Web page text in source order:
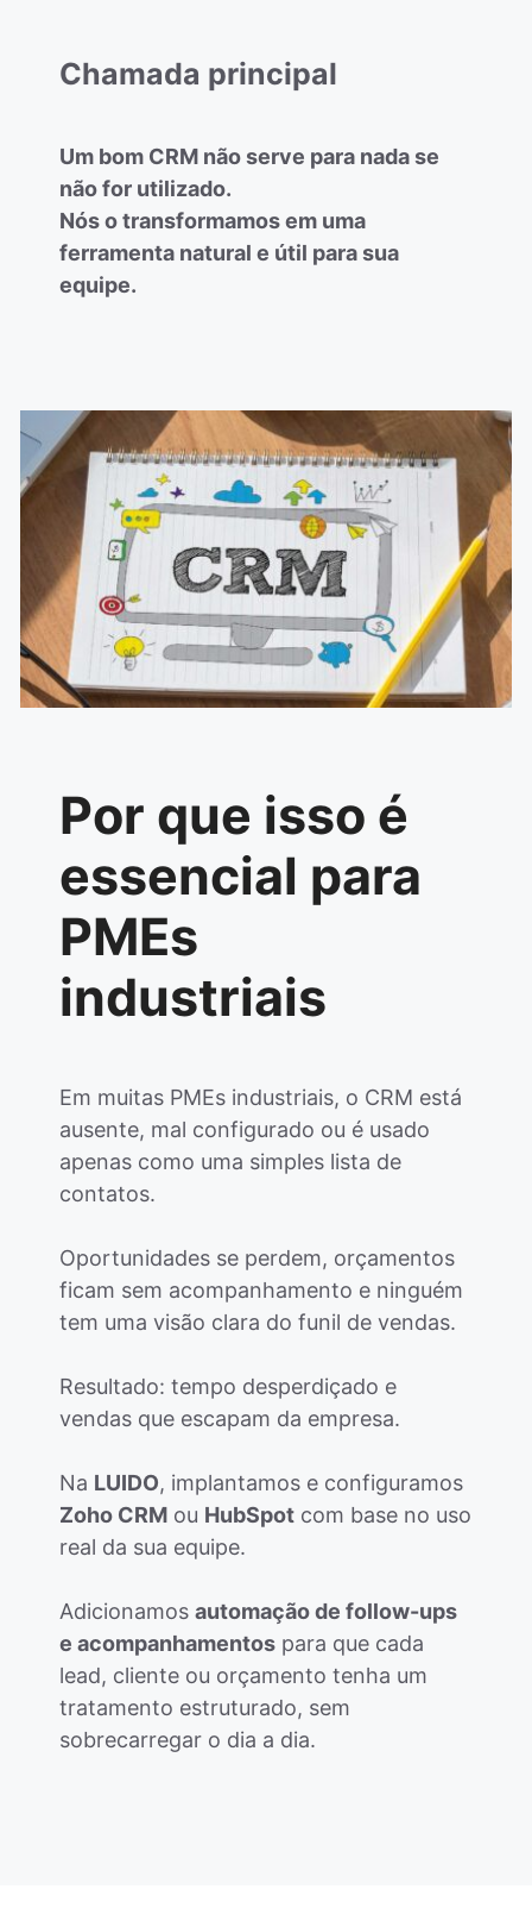
Chamada principal
Um bom CRM não serve para nada se
não for utilizado.
Nós o transformamos em uma
ferramenta natural e útil para sua
equipe.
Por que isso é
essencial para
PMEs
industriais
Em muitas PMEs industriais, o CRM está
ausente, mal configurado ou é usado
apenas como uma simples lista de
contatos.
Oportunidades se perdem, orçamentos
ficam sem acompanhamento e ninguém
tem uma visão clara do funil de vendas.
Resultado: tempo desperdiçado e
vendas que escapam da empresa.
Na LUIDO, implantamos e configuramos
Zoho CRM ou HubSpot com base no uso
real da sua equipe.
Adicionamosautomação de follow-ups
e acompanhamentos para que cada
lead, cliente ou orçamento tenha um
tratamento estruturado, sem
sobrecarregar o dia a dia.